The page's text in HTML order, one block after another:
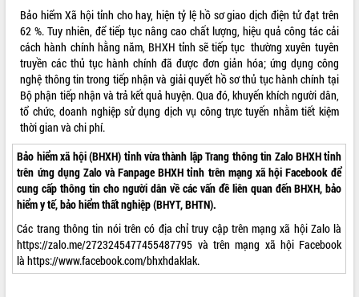
Bảo hiểm Xã hội tỉnh cho hay, hiện tỷ lệ hồ sơ giao dịch điện tử đạt trên
62 %. Tuy nhiên, để tiếp tục nâng cao chất lượng, hiệu quả công tác cải
cách hành chính hằng năm, BHXH tỉnh sẽ tiếp tục thường xuyên tuyên
truyền các thủ tục hành chính đã được đơn giản hóa; ứng dụng công
nghệ thông tin trong tiếp nhận và giải quyết hồ sơ thủ tục hành chính tại
Bộ phận tiếp nhận và trả kết quả huyện. Qua đó, khuyến khích người dân,
tổ chức, doanh nghiệp sử dụng dịch vụ công trực tuyến nhằm tiết kiệm
thời gian và chi phí.
Bảo hiểm xã hội (BHXH) tỉnh vừa thành lập Trang thông tin Zalo BHXH tỉnh
trên ứng dụng Zalo và Fanpage BHXH tỉnh trên mạng xã hội Facebook để
cung cấp thông tin cho người dân về các vấn đề liên quan đến BHXH, bảo
hiểm y tế, bảo hiểm thất nghiệp (BHYT, BHTN).
Các trang thông tin nói trên có địa chỉ truy cập trên mạng xã hội Zalo là
https://zalo.me/2723245477455487795 và trên mạng xã hội Facebook
làhttps://www.facebook.com/bhxhdaklak.